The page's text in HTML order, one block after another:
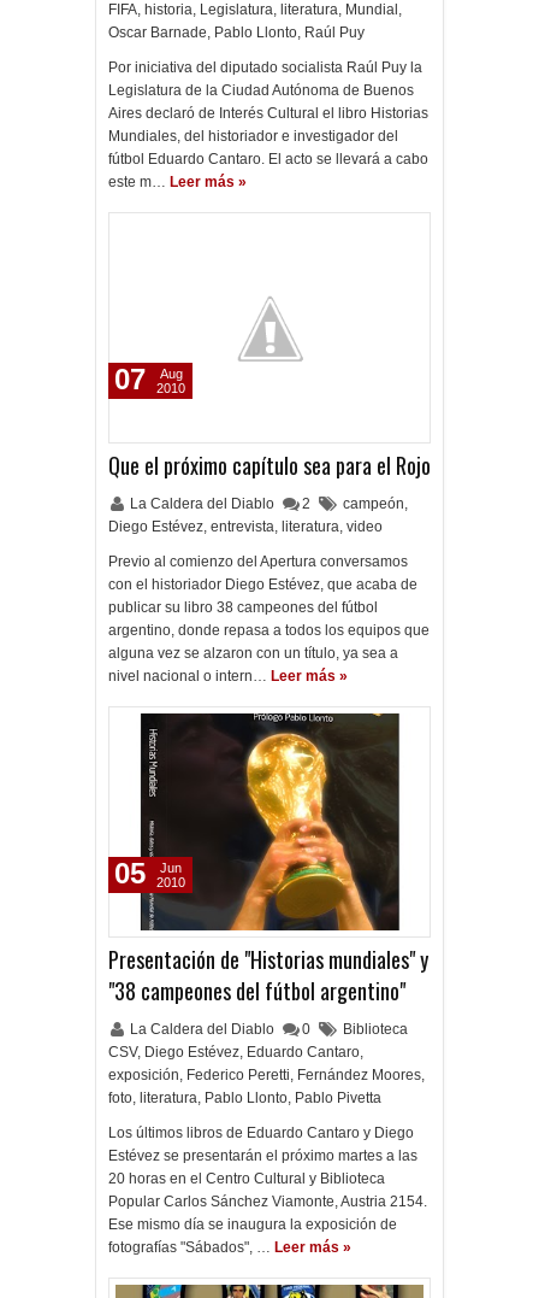
FIFA, historia, Legislatura, literatura, Mundial ,
Oscar Barnade, Pablo Llonto, Raúl Puy
Por iniciativa del diputado socialista Raúl Puy la
Legislatura de la Ciudad Autónoma de Buenos
Aires declaró de Interés Cultural el libro Historias
Mundiales, del historiador e investigador del
fútbol Eduardo Cantaro. El acto se llevará a cabo
este m… Leer más »
Que el próximo capítulo sea para el Rojo
La Caldera del Diablo 2 campeón,
Diego Estévez, entrevista, literatura, video
Previo al comienzo del Apertura conversamos
con el historiador Diego Estévez, que acaba de
publicar su libro 38 campeones del fútbol
argentino, donde repasa a todos los equipos que
alguna vez se alzaron con un título, ya sea a
nivel nacional o intern… Leer más »
07
Aug
2010
Presentación de "Historias mundiales" y
"38 campeones del fútbol argentino"
La Caldera del Diablo 0
Biblioteca
CSV, Diego Estévez, Eduardo Cantaro,
exposición, Federico Peretti, Fernández Moores,
foto, literatura, Pablo Llonto, Pablo Pivetta
Los últimos libros de Eduardo Cantaro y Diego
Estévez se presentarán el próximo martes a las
20 horas en el Centro Cultural y Biblioteca
Popular Carlos Sánchez Viamonte, Austria 2154.
Ese mismo día se inaugura la exposición de
fotografías "Sábados", … Leer más »
05
Jun
2010